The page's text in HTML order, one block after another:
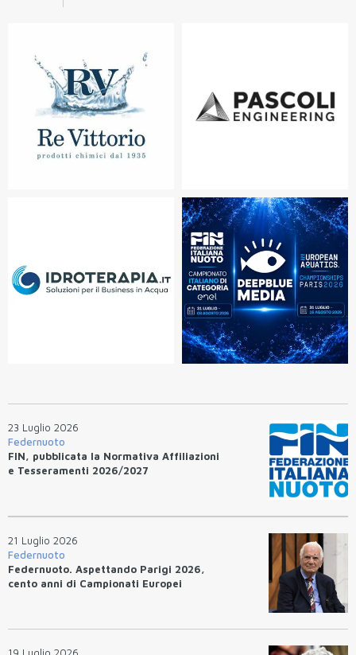
23 Luglio 2026
Federnuoto
FIN, pubblicata la Normativa Affiliazioni
e Tesseramenti 2026/2027
21 Luglio 2026
Federnuoto
Federnuoto. Aspettando Parigi 2026,
cento anni di Campionati Europei
19 Luglio 2026